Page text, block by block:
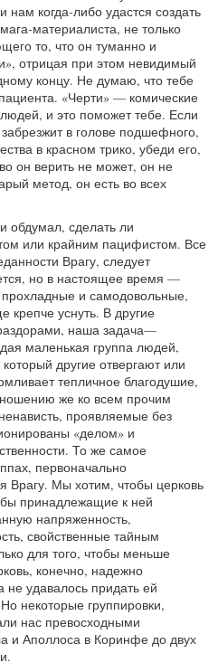
когда‑либо удастся создать
не только
то, что он туманно и
отрицая при этом невидимый
концу. Не думаю, что тебе
«Черти» — комические
и это поможет тебе. Если
в голове подшефного,
в красном трико, убеди его,
он верить не может, он не
метод, он есть во всех
обдумал, сделать ли
или крайним пацифистом. Все
Врагу, следует
но в настоящее время —
и самодовольные,
уснуть. В другие
наша задача—
маленькая группа людей,
другие отвергают или
тепличное благодушие,
же ко всем прочим
проявляемые без
«делом» и
То же самое
первоначально
Врагу. Мы хотим, чтобы церковь
принадлежащие к ней
напряженность,
свойственные тайным
для того, чтобы меньше
конечно, надежно
удавалось придать ей
некоторые группировки,
нас превосходными
и Аполлоса в Коринфе до двух